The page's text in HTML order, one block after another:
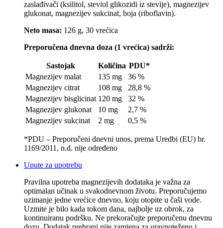
zaslađivači (ksilitol, steviol glikozidi iz stevije), magnezijev
glukonat, magnezijev sukcinat, boja (riboflavin).
Neto masa: 126 g, 30 vrećica
Preporučena dnevna doza (1 vrećica) sadrži:
Sastojak Količina PDU*
Magnezijev malat
135 mg
36 %
Magnezijev citrat
108 mg
28,8 %
Magnezijev bisglicinat 120 mg
32 %
Magnezijev glukonat
10 mg
2,7 %
Magnezijev sukcinat
2 mg 0,5 %
*PDU – Preporučeni dnevni unos, prema Uredbi (EU) br.
1169/2011, n.d. nije određeno
Upute za upotrebu
Pravilna upotreba magnezijevih dodataka je važna za
optimalan učinak u svakodnevnom životu. Preporučujemo
uzimanje jedne vrećice dnevno, koju otopite u čaši vode.
Uzmite je bilo kada tokom dana, najbolje uz obrok, za
kontinuiranu podršku. Ne prekoračujte preporučenu dnevnu